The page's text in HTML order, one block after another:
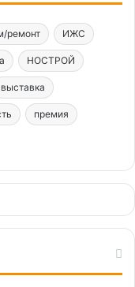
ремонт ИЖС
НОСТРОЙ
выставка
премия